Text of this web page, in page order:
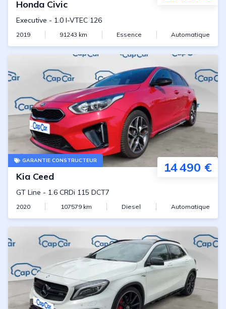
Honda Civic
Executive - 1.0 I-VTEC 126
2019 91243 km Essence Automatique
GARANTIE CONSTRUCTEUR 14 490 €
Kia Ceed
GT Line - 1.6 CRDi 115 DCT7
2020 107579km Diesel Automatique